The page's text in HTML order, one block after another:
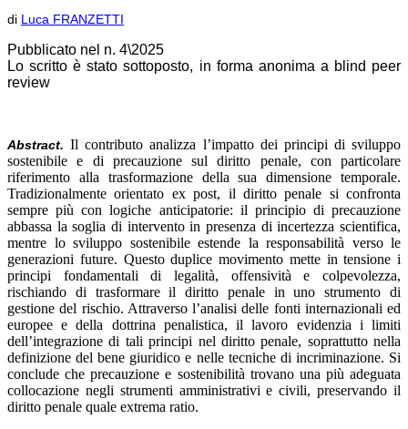
di Luca FRANZETTI
Pubblicato nel n. 4\2025
Lo scritto è stato sottoposto, in forma anonima a blind peer
review
Abstract.Il contributo analizza l’impatto dei principi di sviluppo
sostenibile e di precauzione sul diritto penale, con particolare
riferimento alla trasformazione della sua dimensione temporale.
Tradizionalmente orientato ex post, il diritto penale si confronta
sempre più con logiche anticipatorie: il principio di precauzione
abbassa la soglia di intervento in presenza di incertezza scientifica,
mentre lo sviluppo sostenibile estende la responsabilità verso le
generazioni future. Questo duplice movimento mette in tensione i
principi fondamentali di legalità, offensività e colpevolezza,
rischiando di trasformare il diritto penale in uno strumento di
gestione del rischio. Attraverso l’analisi delle fonti internazionali ed
europee e della dottrina penalistica, il lavoro evidenzia i limiti
dell’integrazione di tali principi nel diritto penale, soprattutto nella
definizione del bene giuridico e nelle tecniche di incriminazione. Si
conclude che precauzione e sostenibilità trovano una più adeguata
collocazione negli strumenti amministrativi e civili, preservando il
diritto penale quale extrema ratio.